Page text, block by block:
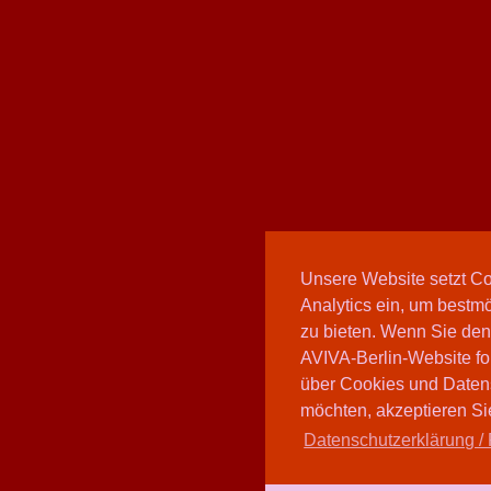
Unsere Website setzt
Analytics ein, um
zu bieten. Wenn Sie
AVIVA-Berlin-Website
über Cookies und
möchten, akzeptieren
Datenschutzerklärung /